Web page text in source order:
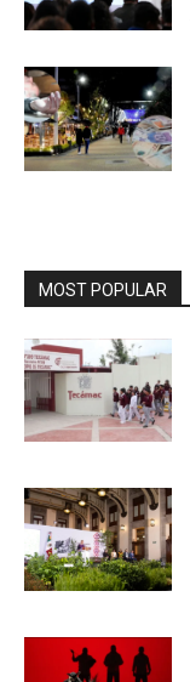
MOST POPULAR